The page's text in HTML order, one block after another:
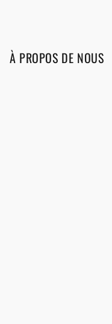
À PROPOS DE NOUS